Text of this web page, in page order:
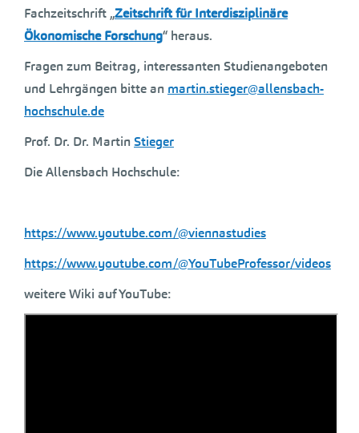
Fachzeitschrift „Zeitschrift für Interdisziplinäre
Ökonomische Forschung“ heraus.
Fragen zum Beitrag, interessanten Studienangeboten
und Lehrgängen bitte an martin.stieger@allensbach-
hochschule.de
Prof. Dr. Dr. Martin Stieger
Die Allensbach Hochschule:
https://www.youtube.com/@viennastudies
https://www.youtube.com/@YouTubeProfessor/videos
weitere Wiki auf YouTube: